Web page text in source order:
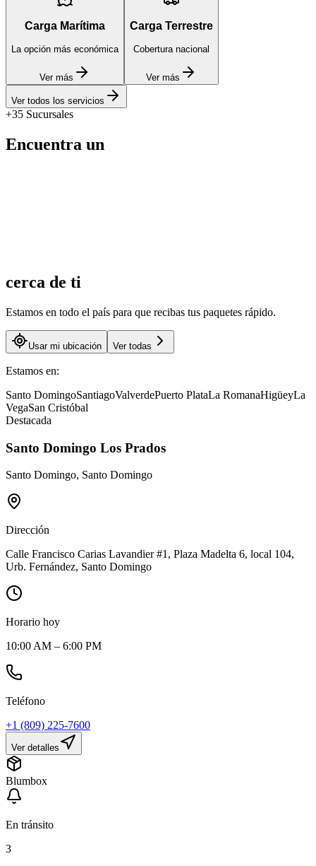
Carga Marítima
La opción más económica
Ver más
Carga Terrestre
Cobertura nacional
Ver más
Ver todos los servicios
+35 Sucursales
Encuentra un
cerca de ti
Estamos en todo el país para que recibas tus paquetes rápido.
Usar mi ubicación Ver todas
Estamos en:
Santo DomingoSantiagoValverdePuerto PlataLa RomanaHigüeyLa
VegaSan Cristóbal
Destacada
Santo Domingo Los Prados
Santo Domingo, Santo Domingo
Dirección
Calle Francisco Carias Lavandier #1, Plaza Madelta 6, local 104,
Urb. Fernández, Santo Domingo
Horario hoy
10:00 AM – 6:00 PM
Teléfono
+1 (809) 225-7600
Ver detalles
Blumbox
En tránsito
3